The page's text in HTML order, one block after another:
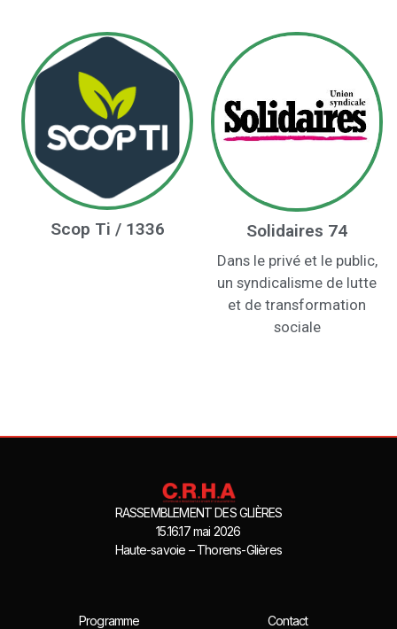
Scop Ti / 1336 Solidaires 74
Dans le privé et le public,
un syndicalisme de lutte
et de transformation
sociale
RASSEMBLEMENT DES GLIÈRES
15.16.17 mai 2026
Haute-savoie – Thorens-Glières
Programme Contact